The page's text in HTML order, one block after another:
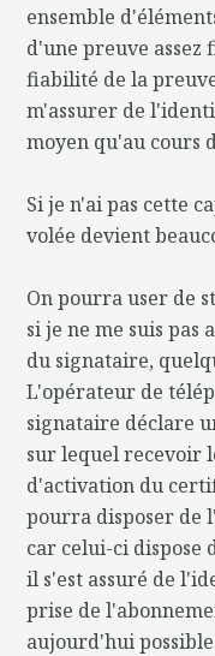
ensemble
d'une preuve
fiabilité de la
m'assurer de
moyen qu'au cours
Si je n'ai pas cette
volée devient
On pourra user de
si je ne me suis pas
du signataire,
L'opérateur de
signataire déclare
sur lequel recevoir
d'activation du
pourra disposer de
car celui-ci dispose
il s'est assuré de
prise de
aujourd'hui